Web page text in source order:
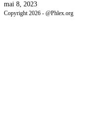
mai 8, 2023
Copyright 2026 - @Phlex.org